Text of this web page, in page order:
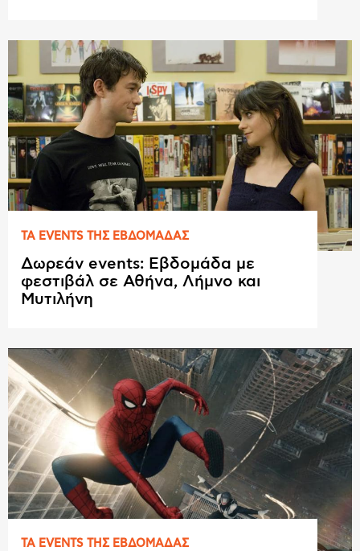
ΤΑ EVENTS ΤΗΣ ΕΒΔΟΜAΔΑΣ
Δωρεάν events: Εβδομάδα με
φεστιβάλ σε Αθήνα, Λήμνο και
Μυτιλήνη
ΤΑ EVENTS ΤΗΣ ΕΒΔΟΜAΔΑΣ